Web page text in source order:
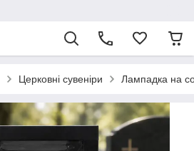
Церковні сувеніри Лампадка на